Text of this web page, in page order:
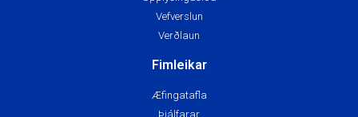
Vefverslun
Verðlaun
Fimleikar
Æfingatafla
Þjálfarar